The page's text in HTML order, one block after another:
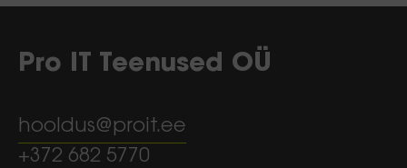
Pro IT Teenused OÜ
hooldus@proit.ee
+372 682 5770